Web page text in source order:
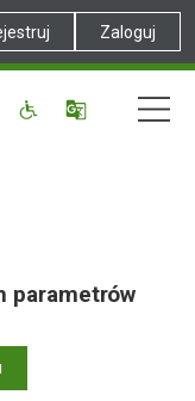
Zaloguj
parametrów